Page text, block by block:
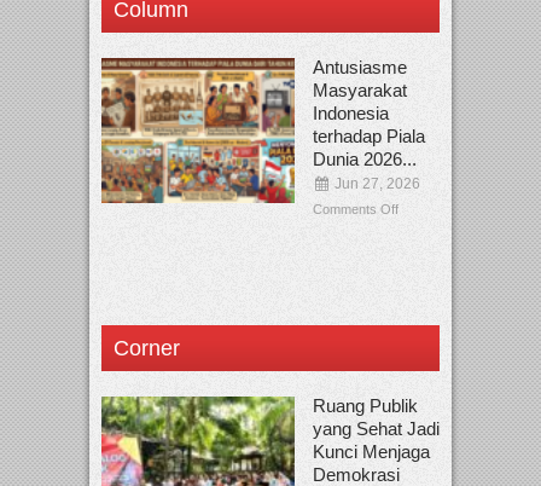
Column
Antusiasme
Masyarakat
Indonesia
terhadap Piala
Dunia 2026...
Jun 27, 2026
Comments Off
Corner
Ruang Publik
yang Sehat Jadi
Kunci Menjaga
Demokrasi